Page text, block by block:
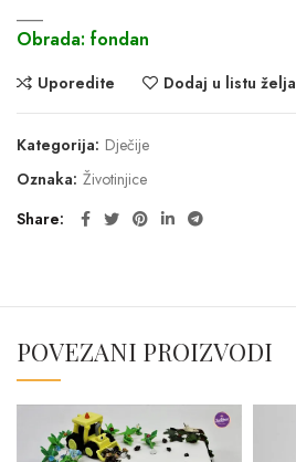
Obrada: fondan
Uporedite Dodaj u listu želja
Kategorija: Dječije
Oznaka: Životinjice
Share
POVEZANI PROIZVODI